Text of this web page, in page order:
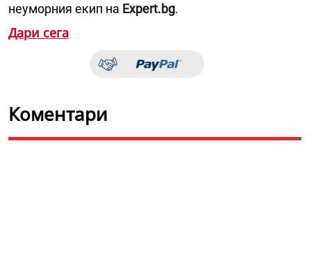
неуморния екип на Expert.bg.
Дари сега
Коментари